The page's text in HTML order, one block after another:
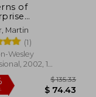
45%
dcto.
$
$
of
(en
Martin
(1)
Wesley
2002, 1
Tapa Dura, Nuevo